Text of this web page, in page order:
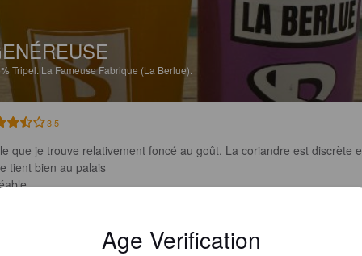
Tripel. La Fameuse Fabrique (La Berlue).
3.5
que je trouve relativement foncé au goût. La coriandre est discrète
tient bien au palais
Age Verification